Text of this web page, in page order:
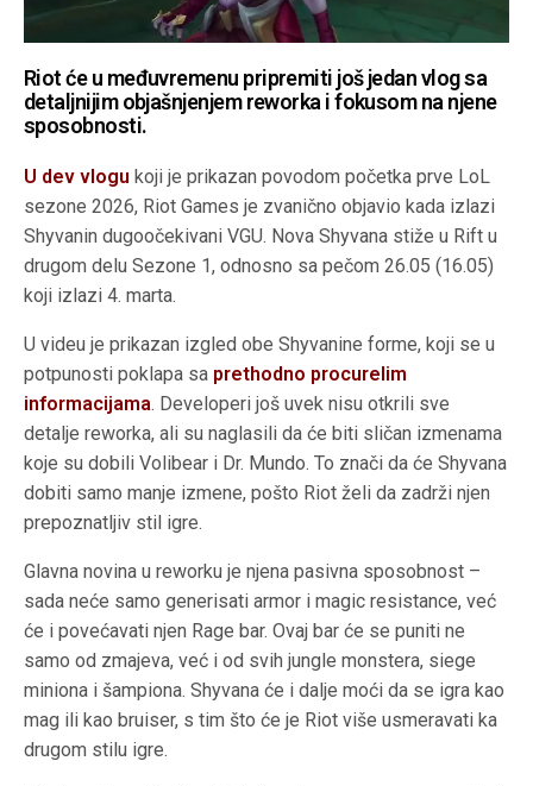
Riot će u međuvremenu pripremiti još jedan vlog sa
detaljnijim objašnjenjem reworka i fokusom na njene
sposobnosti.
U dev vlogu koji je prikazan povodom početka prve LoL
sezone 2026, Riot Games je zvanično objavio kada izlazi
Shyvanin dugoočekivani VGU. Nova Shyvana stiže u Rift u
drugom delu Sezone 1, odnosno sa pečom 26.05 (16.05)
koji izlazi 4. marta.
U videu je prikazan izgled obe Shyvanine forme, koji se u
potpunosti poklapa sa prethodno procurelim
informacijama. Developeri još uvek nisu otkrili sve
detalje reworka, ali su naglasili da će biti sličan izmenama
koje su dobili Volibear i Dr. Mundo. To znači da će Shyvana
dobiti samo manje izmene, pošto Riot želi da zadrži njen
prepoznatljiv stil igre.
Glavna novina u reworku je njena pasivna sposobnost –
sada neće samo generisati armor i magic resistance, već
će i povećavati njen Rage bar. Ovaj bar će se puniti ne
samo od zmajeva, već i od svih jungle monstera, siege
miniona i šampiona. Shyvana će i dalje moći da se igra kao
mag ili kao bruiser, s tim što će je Riot više usmeravati ka
drugom stilu igre.